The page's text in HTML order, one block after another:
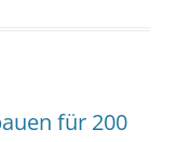
für 200